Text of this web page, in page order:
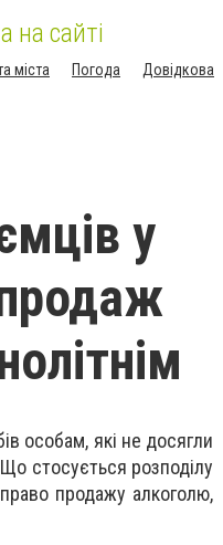
на сайті
міста Погода
Довідкова
у
особам, які не досягли
Що стосується розподілу
продажу алкоголю,